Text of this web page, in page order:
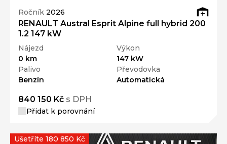
Ročník 2026
RENAULT Austral Esprit Alpine full hybrid 200
1.2 147 kW
Nájezd
0 km
Výkon
147 kW
Palivo
Benzín
Převodovka
Automatická
840 150 Kč s DPH
Přidat k porovnání
Ušetříte 180 850 Kč